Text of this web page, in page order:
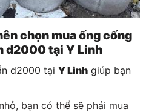
chọn mua ống cống
d2000 tại Y Linh
d2000 tại Y Linh giúp bạn
bạn có thể sẽ phải mua